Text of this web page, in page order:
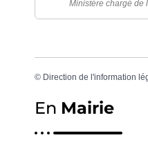
Ministère chargé de
© Direction de l'information
En Mairie